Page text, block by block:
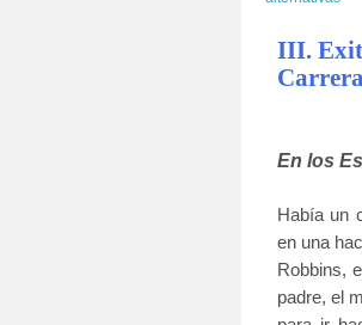
III.
En los
Había un
en una
Robbins,
padre, el